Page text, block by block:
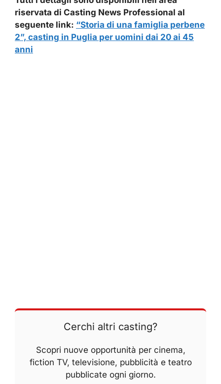
riservata di Casting News Professional al
seguente link: “Storia di una famiglia perbene
2”, casting in Puglia per uomini dai 20 ai 45
anni
Cerchi altri casting?
Scopri nuove opportunità per cinema,
fiction TV, televisione, pubblicità e teatro
pubblicate ogni giorno.